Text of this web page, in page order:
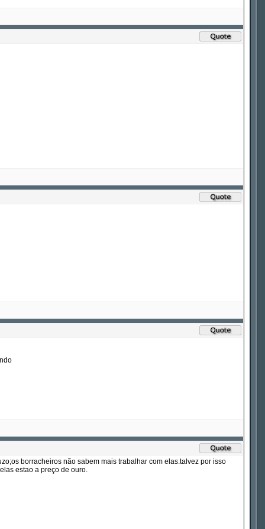
borracheiros não sabem mais trabalhar com elas.talvez por isso
estao a preço de ouro.